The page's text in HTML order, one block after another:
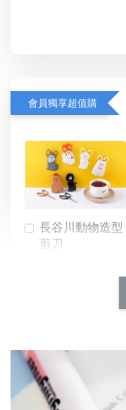
會員獨享超值購
長谷川動物造型
剪刀